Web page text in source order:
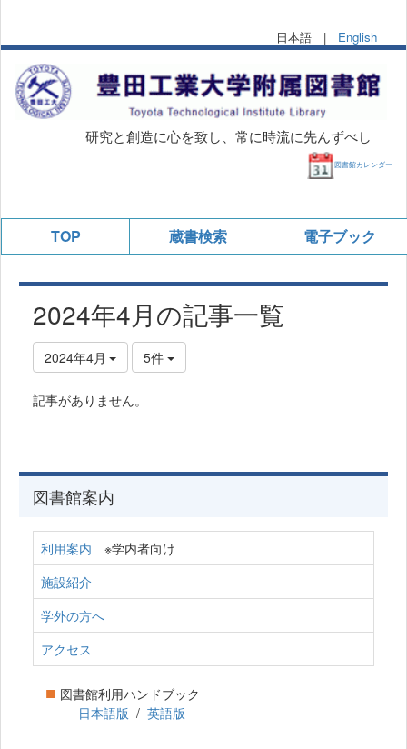
日本語 | English
研究と創造に心を致し、常に時流に先んずべし
図書館カレンダー
TOP 蔵書検索 電子ブック
2024年4月の記事一覧
2024年4月 5件
記事がありません。
図書館案内
利用案内 ※学内者向け
施設紹介
学外の方へ
アクセス
■ 図書館利用ハンドブック
日本語版 / 英語版